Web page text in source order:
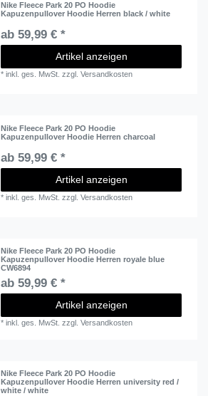
Nike Fleece Park 20 PO Hoodie
Kapuzenpullover Hoodie Herren black / white
ab 59,99 € *
Artikel anzeigen
*inkl. ges. MwSt. zzgl.Versandkosten
Nike Fleece Park 20 PO Hoodie
Kapuzenpullover Hoodie Herren charcoal
ab 59,99 € *
Artikel anzeigen
*inkl. ges. MwSt. zzgl.Versandkosten
Nike Fleece Park 20 PO Hoodie
Kapuzenpullover Hoodie Herren royale blue
CW6894
ab 59,99 € *
Artikel anzeigen
*inkl. ges. MwSt. zzgl.Versandkosten
Nike Fleece Park 20 PO Hoodie
Kapuzenpullover Hoodie Herren university red /
white / white